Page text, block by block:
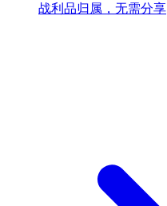
战利品归属，无需分享